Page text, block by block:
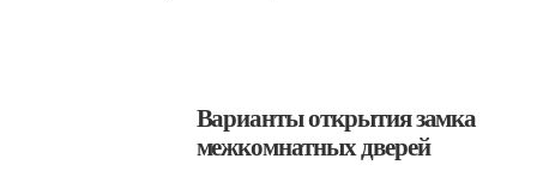
Варианты открытия замка
межкомнатных дверей